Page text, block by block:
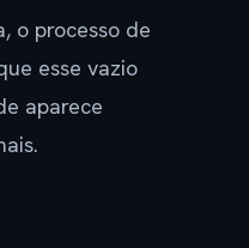
o processo de
esse vazio
aparece